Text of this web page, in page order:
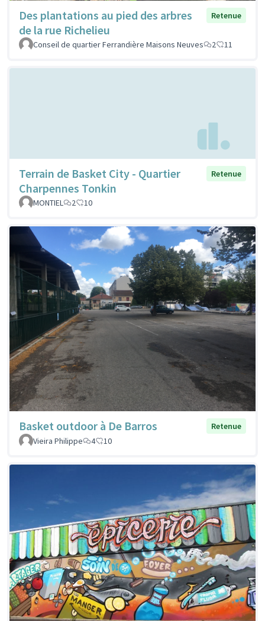
Des plantations au pied des arbres
de la rue Richelieu
Retenue
Conseil de quartier Ferrandière Maisons Neuves 2 11
Terrain de Basket City - Quartier
Charpennes Tonkin
Retenue
MONTIEL 2 10
Basket outdoor à De Barros
Retenue
Vieira Philippe
4 10